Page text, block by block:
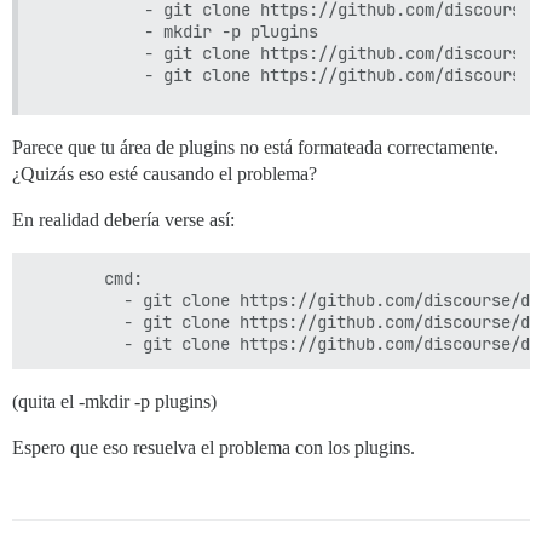
- git clone https://github.com/
          - mkdir -p plugins
- git clone https://github.com/
Parece que tu área de plugins no está formateada correctamente.
¿Quizás eso esté causando el problema?
En realidad debería verse así:
        cmd:
- git clone https://github.com/discourse/
- git clone https://github.com/discourse/
(quita el -mkdir -p plugins)
Espero que eso resuelva el problema con los plugins.